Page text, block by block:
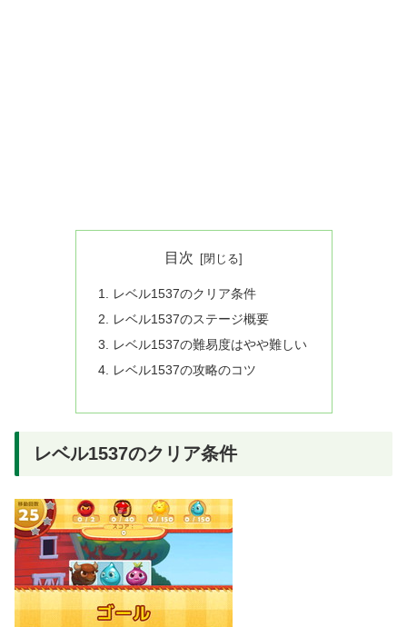
目次
レベル1537のクリア条件
レベル1537のステージ概要
レベル1537の難易度はやや難しい
レベル1537の攻略のコツ
レベル1537のクリア条件